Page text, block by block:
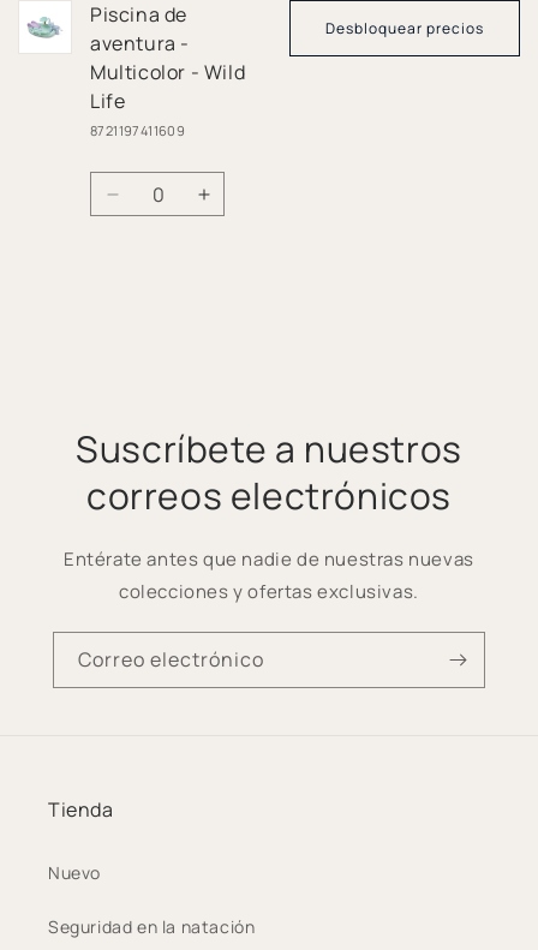
Piscina de
aventura -
Multicolor - Wild
Life
8721197411609
Desbloquear precios
Cantidad
Reducir
Aumentar
Suscríbete a nuestros
correos electrónicos
Entérate antes que nadie de nuestras nuevas
colecciones y ofertas exclusivas.
Correo electrónico
Tienda
Nuevo
Seguridad en la natación